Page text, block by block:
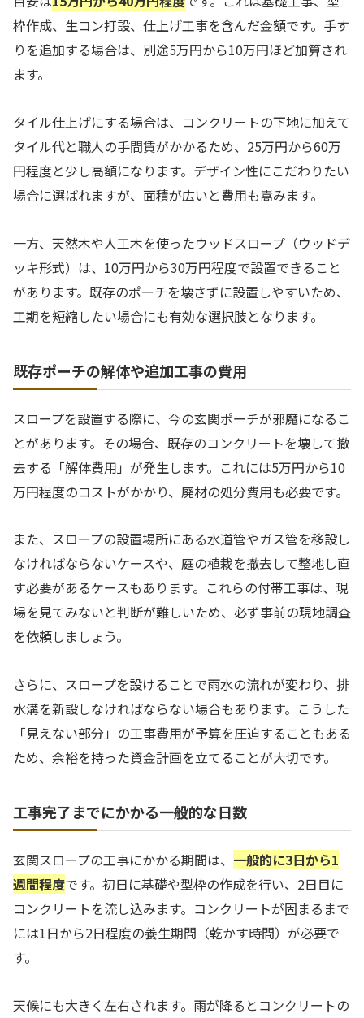
枠作成、生コン打設、仕上げ工事を含んだ金額です。手す
りを追加する場合は、別途5万円から10万円ほど加算され
ます。
タイル仕上げにする場合は、コンクリートの下地に加えて
タイル代と職人の手間賃がかかるため、25万円から60万
円程度と少し高額になります。デザイン性にこだわりたい
場合に選ばれますが、面積が広いと費用も嵩みます。
一方、天然木や人工木を使ったウッドスロープ（ウッドデ
ッキ形式）は、10万円から30万円程度で設置できること
があります。既存のポーチを壊さずに設置しやすいため、
工期を短縮したい場合にも有効な選択肢となります。
既存ポーチの解体や追加工事の費用
スロープを設置する際に、今の玄関ポーチが邪魔になるこ
とがあります。その場合、既存のコンクリートを壊して撤
去する「解体費用」が発生します。これには5万円から10
万円程度のコストがかかり、廃材の処分費用も必要です。
また、スロープの設置場所にある水道管やガス管を移設し
なければならないケースや、庭の植栽を撤去して整地し直
す必要があるケースもあります。これらの付帯工事は、現
場を見てみないと判断が難しいため、必ず事前の現地調査
を依頼しましょう。
さらに、スロープを設けることで雨水の流れが変わり、排
水溝を新設しなければならない場合もあります。こうした
「見えない部分」の工事費用が予算を圧迫することもある
ため、余裕を持った資金計画を立てることが大切です。
工事完了までにかかる一般的な日数
玄関スロープの工事にかかる期間は、 一般的に3日から1
週間程度です。初日に基礎や型枠の作成を行い、2日目に
コンクリートを流し込みます。コンクリートが固まるまで
には1日から2日程度の養生期間（乾かす時間）が必要で
す。
天候にも大きく左右されます。雨が降るとコンクリートの